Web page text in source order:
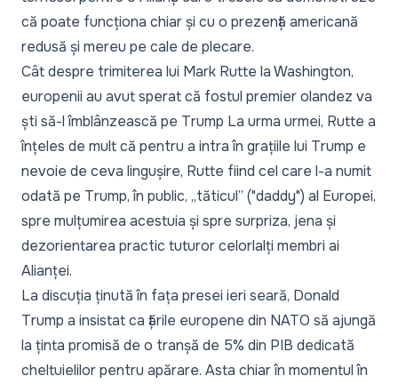
că poate funcționa chiar și cu o prezență americană
redusă și mereu pe cale de plecare.
Cât despre trimiterea lui Mark Rutte la Washington,
europenii au avut sperat că fostul premier olandez va
ști să-l îmblânzească pe Trump La urma urmei, Rutte a
înțeles de mult că pentru a intra în grațiile lui Trump e
nevoie de ceva lingușire, Rutte fiind cel care l-a numit
odată pe Trump, în public, „tăticul” ("daddy") al Europei,
spre mulțumirea acestuia și spre surpriza, jena și
dezorientarea practic tuturor celorlalți membri ai
Alianței.
La discuția ținută în fața presei ieri seară, Donald
Trump a insistat ca țările europene din NATO să ajungă
la ținta promisă de o tranșă de 5% din PIB dedicată
cheltuielilor pentru apărare. Asta chiar în momentul în